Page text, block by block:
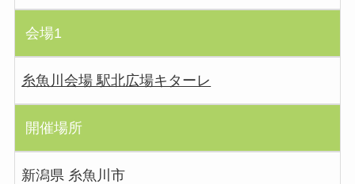
会場1
糸魚川会場 駅北広場キターレ
開催場所
新潟県 糸魚川市